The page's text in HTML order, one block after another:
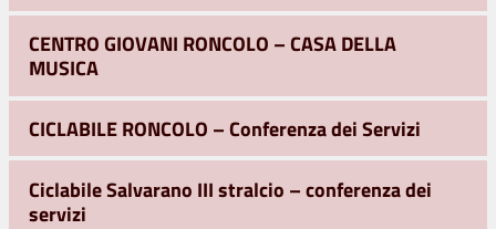
CENTRO GIOVANI RONCOLO – CASA DELLA
MUSICA
CICLABILE RONCOLO – Conferenza dei Servizi
Ciclabile Salvarano III stralcio – conferenza dei
servizi